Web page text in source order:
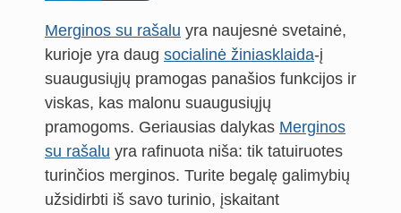
Merginos su rašalu yra naujesnė svetainė,
kurioje yra daug socialinė žiniasklaida-į
suaugusiųjų pramogas panašios funkcijos ir
viskas, kas malonu suaugusiųjų
pramogoms. Geriausias dalykas Merginos
su rašalu yra rafinuota niša: tik tatuiruotes
turinčios merginos. Turite begalę galimybių
užsidirbti iš savo turinio, įskaitant